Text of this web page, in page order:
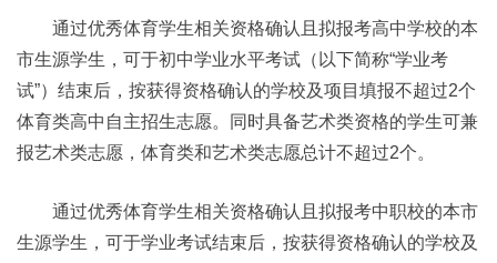
通过优秀体育学生相关资格确认且拟报考高中学校的本
市生源学生，可于初中学业水平考试（以下简称“学业考
试”）结束后，按获得资格确认的学校及项目填报不超过2个
体育类高中自主招生志愿。同时具备艺术类资格的学生可兼
报艺术类志愿，体育类和艺术类志愿总计不超过2个。
通过优秀体育学生相关资格确认且拟报考中职校的本市
生源学生，可于学业考试结束后，按获得资格确认的学校及